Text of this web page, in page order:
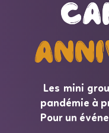
Les mini
pandémie à
Pour un